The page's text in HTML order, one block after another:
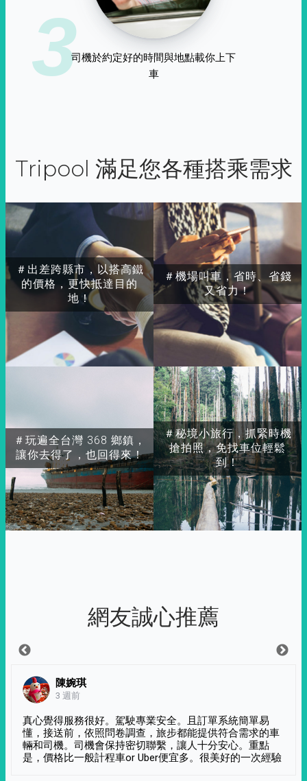
3司機於約定好的時間與地點載你上下
車
Tripool 滿足您各種搭乘需求
＃出差跨縣市，以搭高鐵
的價格，更快抵達目的
地！
＃玩遍全台灣 368 鄉鎮，
讓你去得了，也回得來！
＃秘境小旅行，抓緊時機
搶拍照，免找車位輕鬆
到！
＃機場叫車，省時、省錢
又省力！
網友誠心推薦
陳婉琪
3 週前
真心覺得服務很好。駕駛專業安全。且訂單系統簡單易
懂，接送前，依照問卷調查，旅步都能提供符合需求的車
輛和司機。司機會保持密切聯繫，讓人十分安心。重點
是，價格比一般計程車or Uber便宜多。很美好的一次經驗